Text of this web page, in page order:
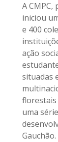
A
iniciou
e 400
ação
situadas
florestais
uma
Gauchão.